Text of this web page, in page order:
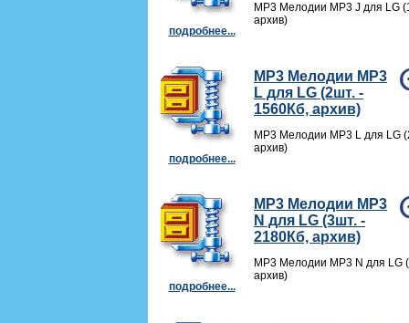
подробнее...
MP3 Мелодии MP3 J для LG
архив)
подробнее...
MP3 Мелодии MP3
L для LG (2шт. -
1560Кб, архив)
MP3 Мелодии MP3 L для LG
архив)
подробнее...
MP3 Мелодии MP3
N для LG (3шт. -
2180Кб, архив)
MP3 Мелодии MP3 N для LG
архив)